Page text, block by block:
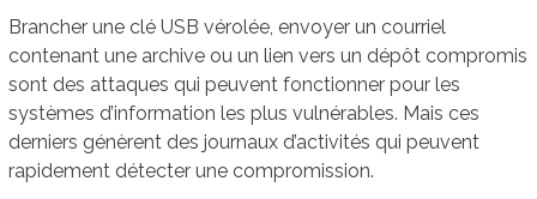
Brancher une clé USB vérolée, envoyer un courriel
contenant une archive ou un lien vers un dépôt compromis
sont des attaques qui peuvent fonctionner pour les
systèmes d’information les plus vulnérables. Mais ces
derniers génèrent des journaux d’activités qui peuvent
rapidement détecter une compromission.